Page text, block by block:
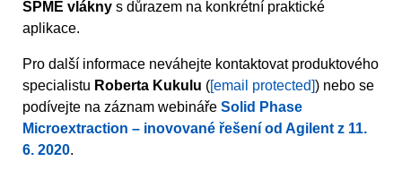
SPME vlákny s důrazem na konkrétní praktické
aplikace.
Pro další informace neváhejte kontaktovat produktového
specialistu Roberta Kukulu ([email protected]) nebo se
podívejte na záznam webináře Solid Phase
Microextraction – inovované řešení od Agilent z 11.
6. 2020.